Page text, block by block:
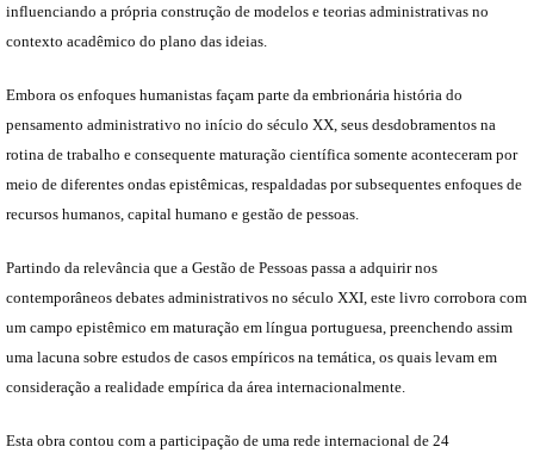
influenciando a própria construção de modelos e teorias administrativas no
contexto acadêmico do plano das ideias.
Embora os enfoques humanistas façam parte da embrionária história do
pensamento administrativo no início do século XX, seus desdobramentos na
rotina de trabalho e consequente maturação científica somente aconteceram por
meio de diferentes ondas epistêmicas, respaldadas por subsequentes enfoques de
recursos humanos, capital humano e gestão de pessoas.
Partindo da relevância que a Gestão de Pessoas passa a adquirir nos
contemporâneos debates administrativos no século XXI, este livro corrobora com
um campo epistêmico em maturação em língua portuguesa, preenchendo assim
uma lacuna sobre estudos de casos empíricos na temática, os quais levam em
consideração a realidade empírica da área internacionalmente.
Esta obra contou com a participação de uma rede internacional de 24